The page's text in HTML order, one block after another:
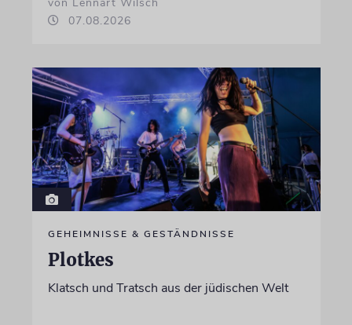
07.08.2026
GEHEIMNISSE & GESTÄNDNISSE
Plotkes
Klatsch und Tratsch aus der jüdischen Welt